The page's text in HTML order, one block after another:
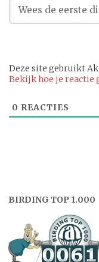
Deze site gebruikt
Bekijk hoe je reactie
0 REACTIES
BIRDING TOP 1.000